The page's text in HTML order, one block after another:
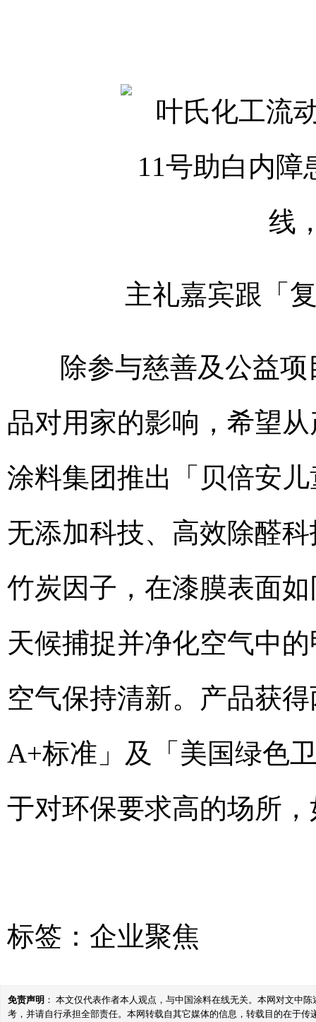
主礼嘉宾跟「
除参与慈善及公益项
品对用家的影响，希望
涂料集团推出「贝倍安
无添加科技、高效除醛
竹炭因子，在漆膜表面
天候捕捉并净化空气中
空气保持清新。产品获
A+标准」及「美国绿色
于对环保要求高的场所
标签： 企业聚焦
免责声明 ： 本文仅代表作者本人观点，与中国涂料在线无关。本网对文中
考，并请自行承担全部责任。本网转载自其它媒体的信息，转载目的在于